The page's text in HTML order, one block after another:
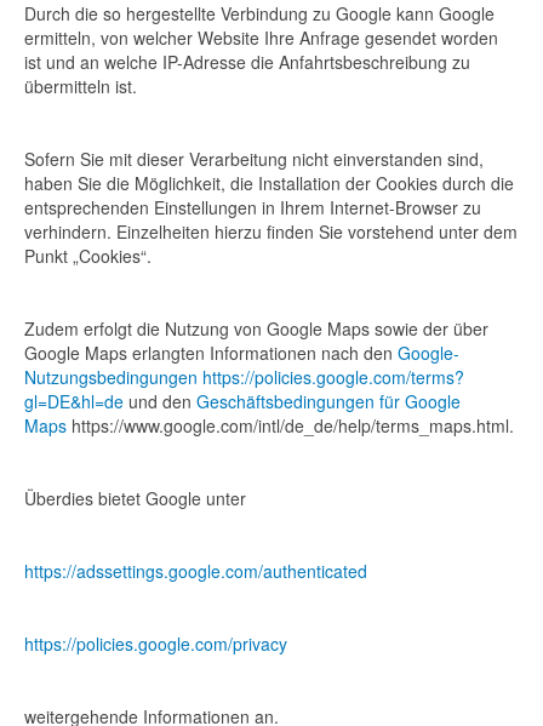
Durch die so hergestellte Verbindung zu Google kann Google
ermitteln, von welcher Website Ihre Anfrage gesendet worden
ist und an welche IP-Adresse die Anfahrtsbeschreibung zu
übermitteln ist.
Sofern Sie mit dieser Verarbeitung nicht einverstanden sind,
haben Sie die Möglichkeit, die Installation der Cookies durch die
entsprechenden Einstellungen in Ihrem Internet-Browser zu
verhindern. Einzelheiten hierzu finden Sie vorstehend unter dem
Punkt „Cookies“.
Zudem erfolgt die Nutzung von Google Maps sowie der über
Google Maps erlangten Informationen nach den Google-
Nutzungsbedingungen https://policies.google.com/terms?
gl=DE&hl=de und den Geschäftsbedingungen für Google
Maps https://www.google.com/intl/de_de/help/terms_maps.html.
Überdies bietet Google unter
https://adssettings.google.com/authenticated
https://policies.google.com/privacy
weitergehende Informationen an.